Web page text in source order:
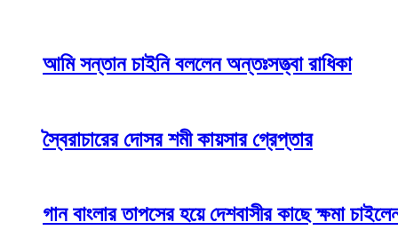
আমি সন্তান চাইনি বললেন অন্তঃসত্ত্বা রাধিকা
স্বৈরাচারের দোসর শমী কায়সার গ্রেপ্তার
গান বাংলার তাপসের হয়ে দেশবাসীর কাছে ক্ষমা